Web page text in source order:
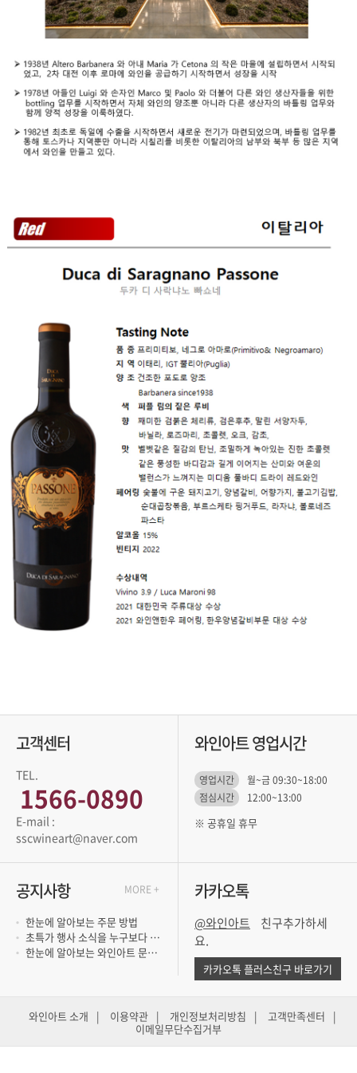
고객센터
TEL.
1566-0890
sscwineart@naver.com
와인아트 영업시간
영업시간
월~금 09:30~18:00
점심시간
12:00~13:00
※ 공휴일 휴무
공지사항
한눈에 알아보는 주문 방법
초특가 행사 소식을 누구보다 빨리 듣고 싶..
한눈에 알아보는 와인아트 문의 방법
MORE + 카카오톡
@와인아트
요.
카카오톡 플러스친구 바로가기
와인아트 소개 | 이용약관 | 개인정보처리방침 | 고객만족센터
|
이메일무단수집거부